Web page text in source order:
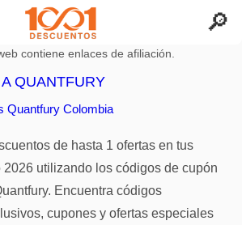
contiene enlaces de afiliación.
QUANTFURY
Quantfury Colombia
de hasta 1 ofertas en tus
2026 utilizando los códigos de cupón
Encuentra códigos
cupones y ofertas especiales